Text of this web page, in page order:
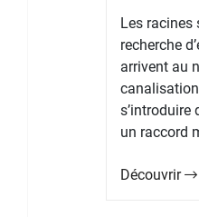
Les racines
recherche
arrivent au
s’introduire
un raccord
Découvrir